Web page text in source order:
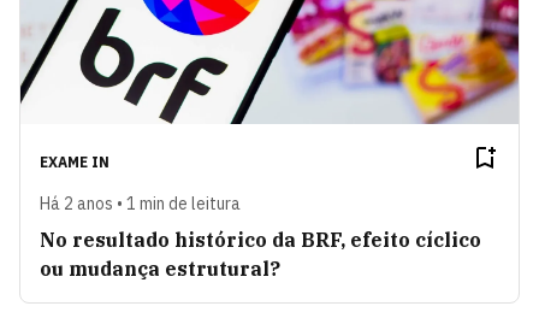
EXAME IN
Há 2 anos • 1 min de leitura
No resultado histórico da BRF, efeito cíclico
ou mudança estrutural?